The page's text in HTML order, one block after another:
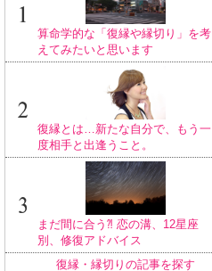
算命学的な「復縁や縁切り」を考
えてみたいと思います
復縁とは…新たな自分で、もう一
度相手と出逢うこと。
まだ間に合う⁈ 恋の溝、12星座
別、修復アドバイス
復縁・縁切りの記事を探す